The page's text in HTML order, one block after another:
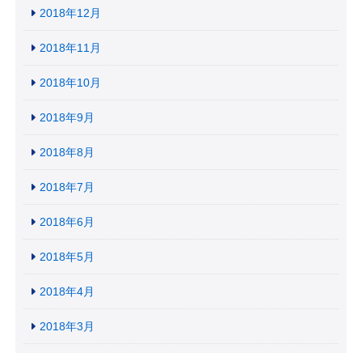
2018年12月
2018年11月
2018年10月
2018年9月
2018年8月
2018年7月
2018年6月
2018年5月
2018年4月
2018年3月